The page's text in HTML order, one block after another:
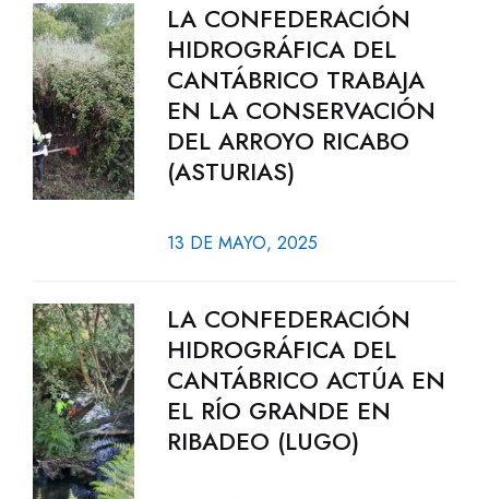
LA CONFEDERACIÓN
HIDROGRÁFICA DEL
CANTÁBRICO TRABAJA
EN LA CONSERVACIÓN
DEL ARROYO RICABO
(ASTURIAS)
13 DE MAYO, 2025
LA CONFEDERACIÓN
HIDROGRÁFICA DEL
CANTÁBRICO ACTÚA EN
EL RÍO GRANDE EN
RIBADEO (LUGO)